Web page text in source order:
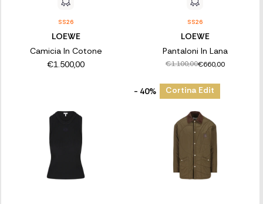
SS26
LOEWE
Camicia In Cotone
€1.500,00
SS26
LOEWE
Pantaloni In Lana
€1.100,00€660,00
- 40% Cortina Edit